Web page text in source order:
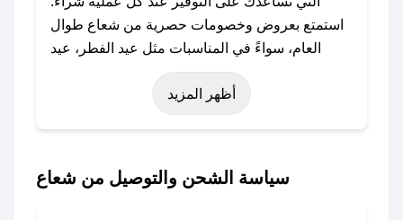
استمتع بعروض وخصومات حصرية من شعاع طوال
العام، سواءً في المناسبات مثل عيد الفطر، عيد
الأضحى، الجمعة البيضاء (شهر نوفمبر)، رمضان،
اليوم الوطني، يوم التأسيس، أو حتى عروض خاصة
باستخدام تطبيق صحصح، يمكنك العثور بسهولة على
أظهر المزيد
سياسة الشحن والتوصيل من شعاع